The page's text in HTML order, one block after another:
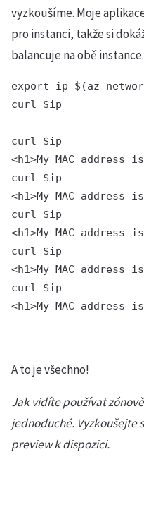
vyzkoušíme. Moje
pro instanci, takže si
balancuje na obě instance.
export ip=$(az
curl $ip
curl $ip
<h1>My MAC
curl $ip
<h1>My MAC
curl $ip
<h1>My MAC
curl $ip
<h1>My MAC
curl $ip
<h1>My MAC
A to je všechno!
Jak vidíte používat
jednoduché. Vyzkoušejte
preview k dispozici.